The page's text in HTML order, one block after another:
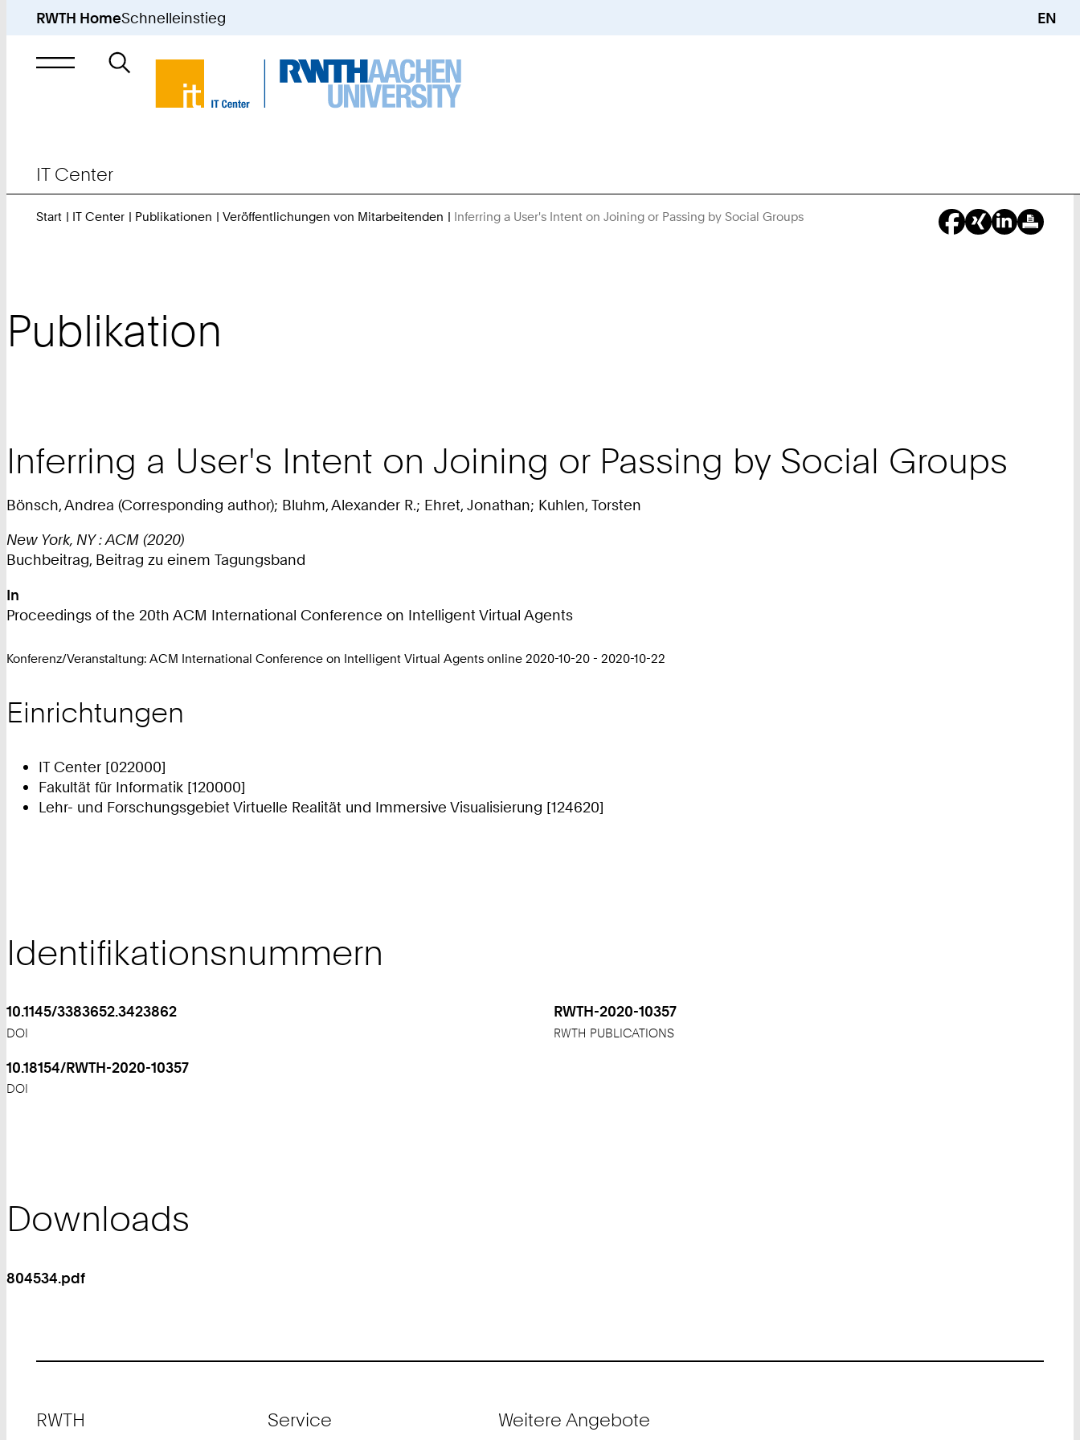
RWTH HomeSchnelleinstieg EN
Suche
nach
IT Center
Start IT Center Publikationen Veröffentlichungen von Mitarbeitenden Inferring a User's Intent on Joining or Passing by Social Groups
Publikation
Inferring a User's Intent on Joining or Passing by Social Groups
Bönsch, Andrea (Corresponding author); Bluhm, Alexander R.; Ehret, Jonathan; Kuhlen, Torsten
New York, NY : ACM (2020)
Buchbeitrag, Beitrag zu einem Tagungsband
In
Proceedings of the 20th ACM International Conference on Intelligent Virtual Agents
Konferenz/Veranstaltung: ACM International Conference on Intelligent Virtual Agents online 2020-10-20 - 2020-10-22
Einrichtungen
IT Center [022000]
Fakultät für Informatik [120000]
Lehr- und Forschungsgebiet Virtuelle Realität und Immersive Visualisierung [124620]
Identifikationsnummern
10.1145/3383652.3423862
DOI
10.18154/RWTH-2020-10357
DOI
RWTH-2020-10357
RWTH PUBLICATIONS
Downloads
804534.pdf
RWTH Service Weitere Angebote